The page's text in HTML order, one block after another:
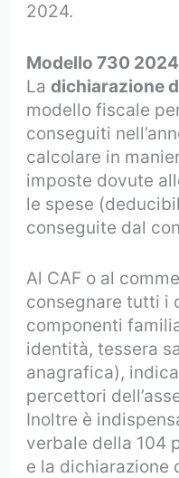
2024.
Modello 730
Ladichiarazione
modello fiscale
conseguiti
calcolare in
imposte dovute
le spese
conseguite dal
Al CAF o al
consegnare tutti i
componenti
identità, tessera
anagrafica),
percettori
Inoltre è
verbale della 104
e la dichiarazione